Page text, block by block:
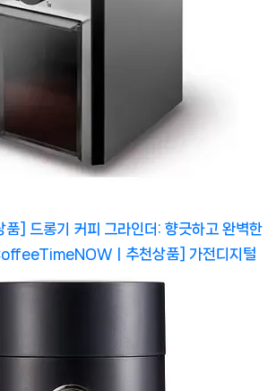
품] 드롱기 커피 그라인더: 향긋하고 완벽한
ㅣ추천상품] 가전디지털